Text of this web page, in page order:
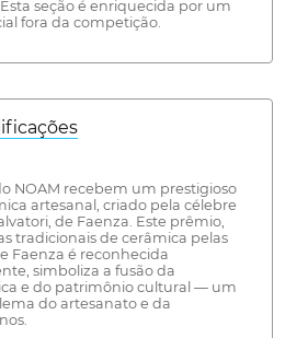
seção é enriquecida por um
fora da competição.
NOAM recebem um prestigioso
artesanal, criado pela célebre
de Faenza. Este prêmio,
tradicionais de cerâmica pelas
Faenza é reconhecida
simboliza a fusão da
e do patrimônio cultural — um
do artesanato e da